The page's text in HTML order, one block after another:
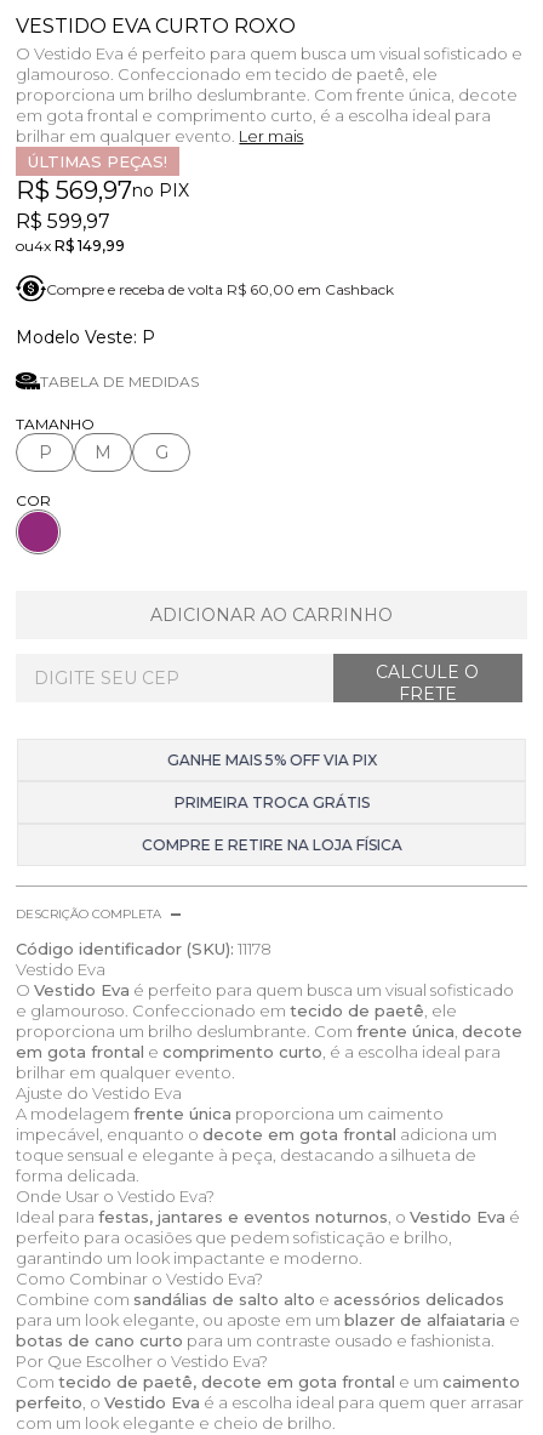
VESTIDO EVA CURTO ROXO
O Vestido Eva é perfeito para quem busca um visual sofisticado e
glamouroso. Confeccionado em tecido de paetê, ele
proporciona um brilho deslumbrante. Com frente única, decote
em gota frontal e comprimento curto, é a escolha ideal para
brilhar em qualquer evento. Ler mais
ÚLTIMAS PEÇAS!
R$ 569,97no PIX
R$ 599,97
4xR$ 149,99
Compre e receba de volta R$ 60,00 em Cashback
P
TABELA DE MEDIDAS
TAMANHO
P M G
COR
ADICIONAR AO CARRINHO
GANHE MAIS 5% OFF VIA PIX
PRIMEIRA TROCA GRÁTIS
COMPRE E RETIRE NA LOJA FÍSICA
DESCRIÇÃO COMPLETA
Código identificador (SKU): 11178
Vestido Eva
OVestido Eva é perfeito para quem busca um visual sofisticado
e glamouroso. Confeccionado emtecido de paetê, ele
proporciona um brilho deslumbrante. Comfrente única,decote
em gota frontal ecomprimento curto, é a escolha ideal para
brilhar em qualquer evento.
Ajuste do Vestido Eva
A modelagemfrente única proporciona um caimento
impecável, enquanto odecote em gota frontal adiciona um
toque sensual e elegante à peça, destacando a silhueta de
forma delicada.
Onde Usar o Vestido Eva?
Ideal parafestas, jantares e eventos noturnos, oVestido Eva é
perfeito para ocasiões que pedem sofisticação e brilho,
garantindo um look impactante e moderno.
Como Combinar o Vestido Eva?
Combine com sandálias de salto alto e acessórios delicados
para um look elegante, ou aposte em umblazer de alfaiataria e
botas de cano curto para um contraste ousado e fashionista.
Por Que Escolher o Vestido Eva?
Comtecido de paetê, decote em gota frontal e umcaimento
perfeito, oVestido Eva é a escolha ideal para quem quer arrasar
com um look elegante e cheio de brilho.